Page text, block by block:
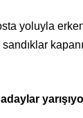
yoluyla